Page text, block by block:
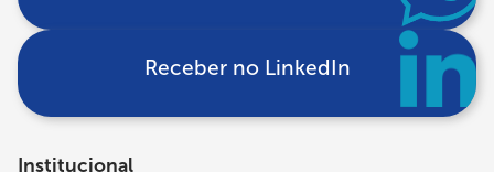
Receber no LinkedIn
Institucional